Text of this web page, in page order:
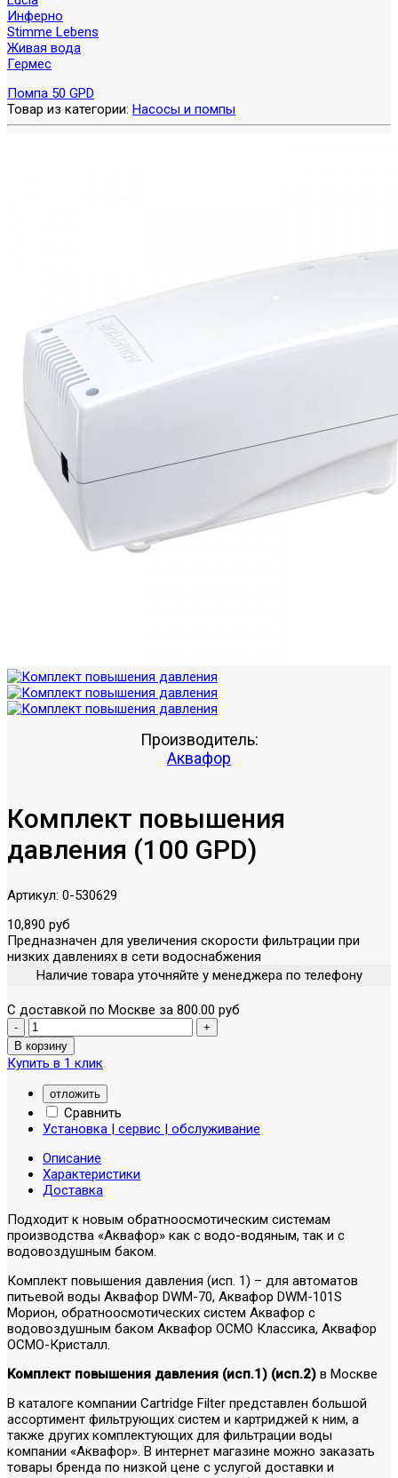
Инферно
Stimme Lebens
Живая вода
Гермес
Помпа 50 GPD
Товар из категории: Насосы и помпы
Производитель:
Аквафор
Комплект повышения
давления (100 GPD)
Артикул: 0-530629
10,890 руб
Предназначен для увеличения скорости фильтрации при
низких давлениях в сети водоснабжения
Наличие товара уточняйте у менеджера по телефону
С доставкой по Москве за 800.00 руб
Купить в 1 клик
отложить
Сравнить
Установка | сервис | обслуживание
Описание
Характеристики
Доставка
Подходит к новым обратноосмотическим системам
производства «Аквафор» как с водо-водяным, так и с
водовоздушным баком.
Комплект повышения давления (исп. 1) – для автоматов
питьевой воды Аквафор DWM-70, Аквафор DWM-101S
Морион, обратноосмотических систем Аквафор c
водовоздушным баком Аквафор ОСМО Классика, Аквафор
ОСМО-Кристалл.
Комплект повышения давления (исп.1) (исп.2) в Москве
В каталоге компании Cartridge Filter представлен большой
ассортимент фильтрующих систем и картриджей к ним, а
также других комплектующих для фильтрации воды
компании «Аквафор». В интернет магазине можно заказать
товары бренда по низкой цене с услугой доставки и